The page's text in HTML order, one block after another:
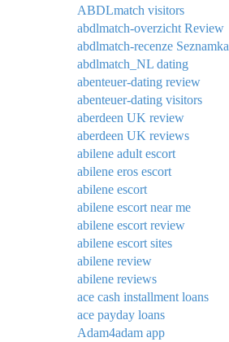
ABDLmatch visitors
abdlmatch-overzicht Review
abdlmatch-recenze Seznamka
abdlmatch_NL dating
abenteuer-dating review
abenteuer-dating visitors
aberdeen UK review
aberdeen UK reviews
abilene adult escort
abilene eros escort
abilene escort
abilene escort near me
abilene escort review
abilene escort sites
abilene review
abilene reviews
ace cash installment loans
ace payday loans
Adam4adam app